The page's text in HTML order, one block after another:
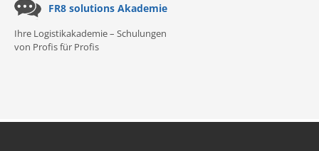
FR8 solutions Akademie
Ihre Logistikakademie – Schulungen
von Profis für Profis